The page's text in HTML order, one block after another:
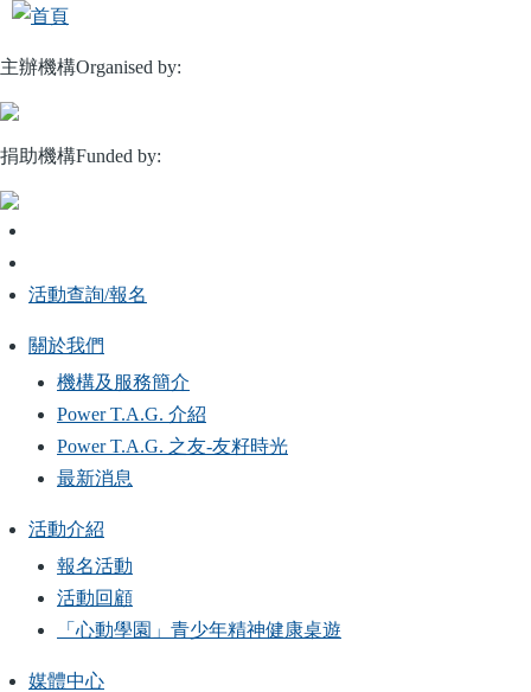
移
主
內
容
主辦機構Organised by:
捐助機構Funded by:
活動查詢/報名
Main
navigation
關於我們
機構及服務簡介
Power T.A.G. 介紹
Power T.A.G. 之友-友籽時光
最新消息
活動介紹
報名活動
活動回顧
「心動學園」青少年精神健康桌遊
媒體中心